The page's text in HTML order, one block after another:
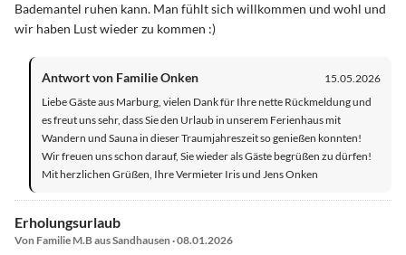
Bademantel ruhen kann. Man fühlt sich willkommen und wohl und
wir haben Lust wieder zu kommen :)
Antwort von Familie Onken
15.05.2026
Liebe Gäste aus Marburg, vielen Dank für Ihre nette Rückmeldung und
es freut uns sehr, dass Sie den Urlaub in unserem Ferienhaus mit
Wandern und Sauna in dieser Traumjahreszeit so genießen konnten!
Wir freuen uns schon darauf, Sie wieder als Gäste begrüßen zu dürfen!
Mit herzlichen Grüßen, Ihre Vermieter Iris und Jens Onken
Erholungsurlaub
Von Familie M.B aus Sandhausen · 08.01.2026